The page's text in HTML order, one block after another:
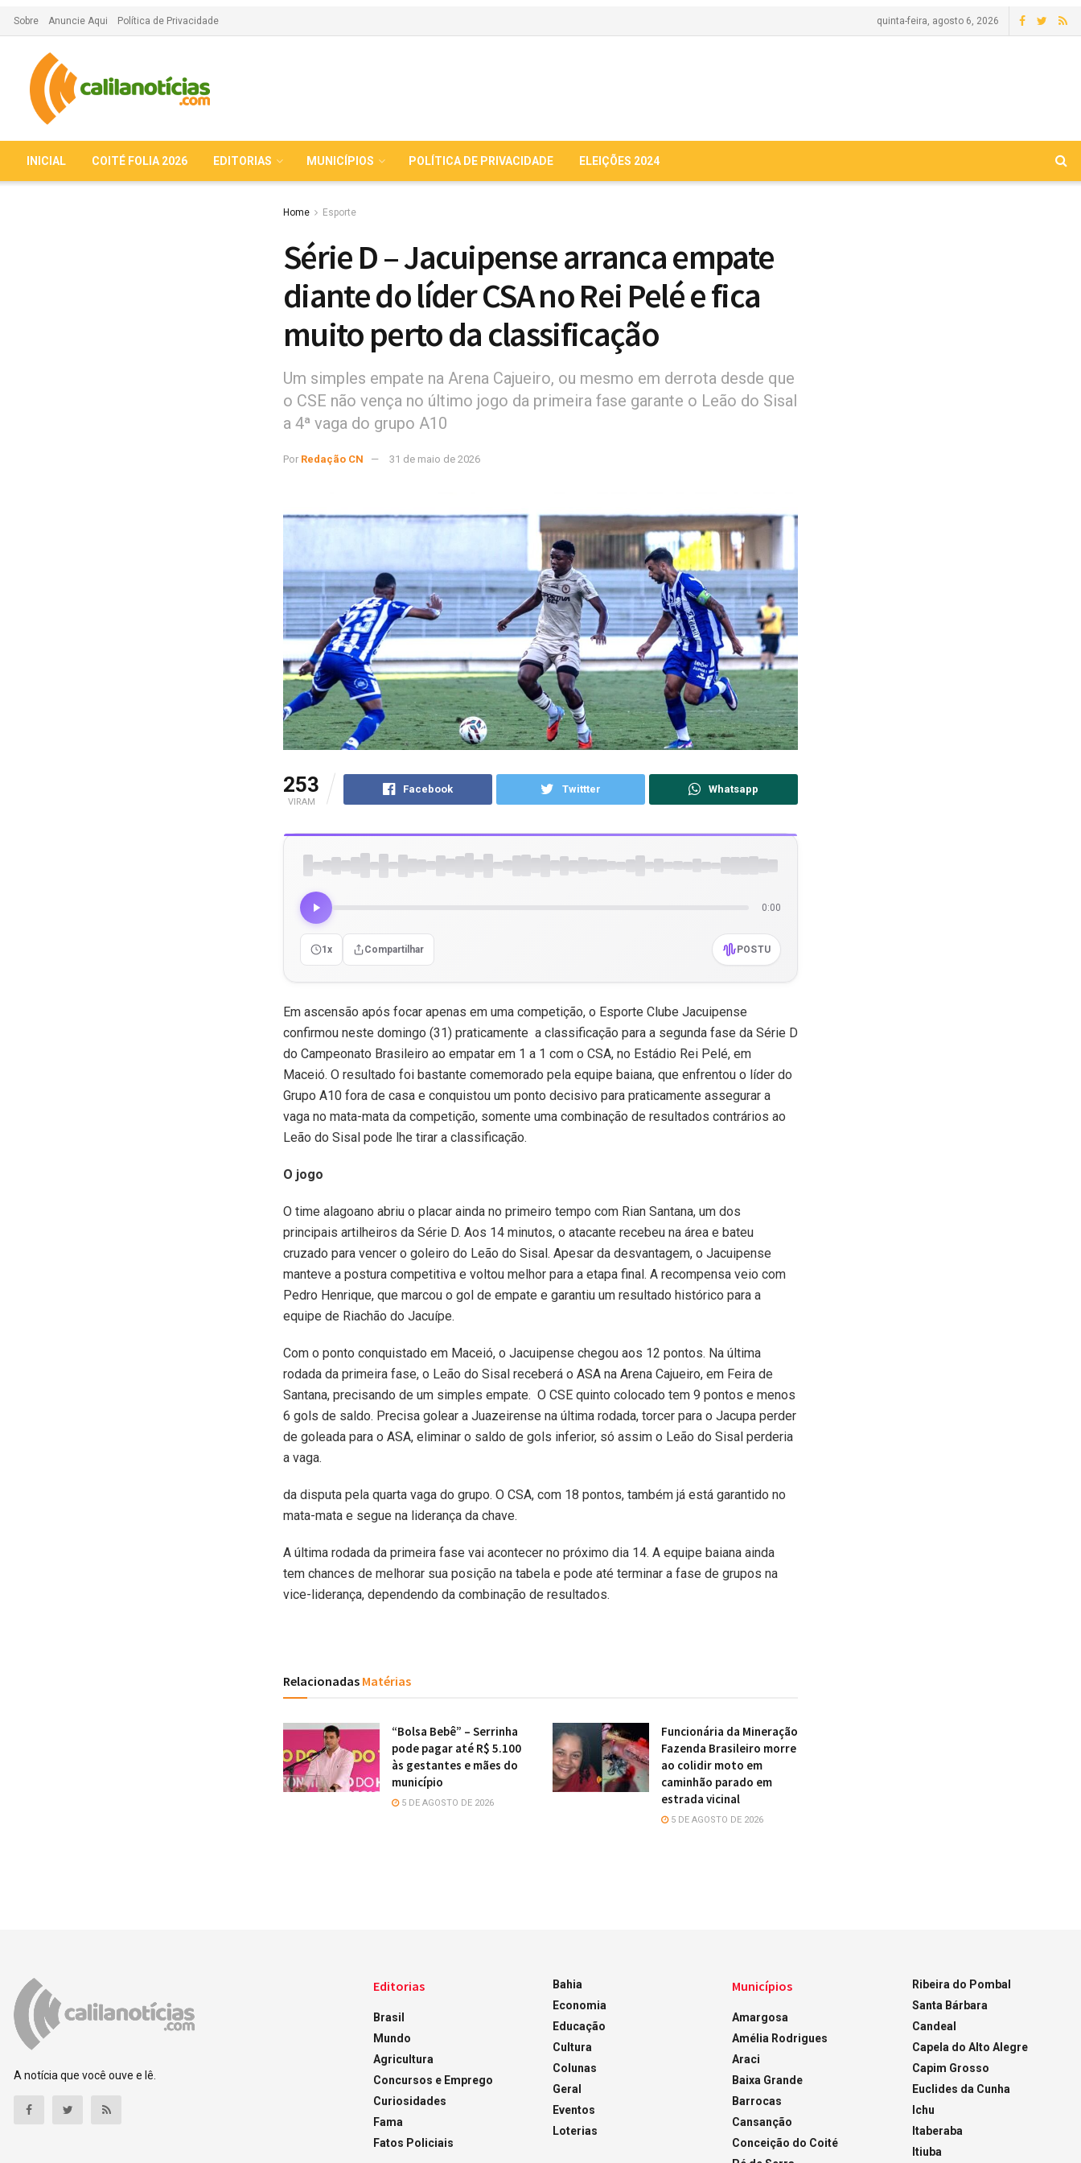
Sobre Anuncie Aqui Política de Privacidade quinta-feira, agosto 6, 2026
INICIAL COITÉ FOLIA 2026 EDITORIAS MUNICÍPIOS POLÍTICA DE PRIVACIDADE ELEIÇÕES 2024
Home Esporte
Série D – Jacuipense arranca empate
diante do líder CSA no Rei Pelé e fica
muito perto da classificação
Um simples empate na Arena Cajueiro, ou mesmo em derrota desde que
o CSE não vença no último jogo da primeira fase garante o Leão do Sisal
a 4ª vaga do grupo A10
Por Redação CN 31 de maio de 2026
253
VIRAM
Facebook Twittter Whatsapp
0:00
1x Compartilhar POSTU
Em ascensão após focar apenas em uma competição, o Esporte Clube Jacuipense
confirmou neste domingo (31) praticamente a classificação para a segunda fase da Série D
do Campeonato Brasileiro ao empatar em 1 a 1 com o CSA, no Estádio Rei Pelé, em
Maceió. O resultado foi bastante comemorado pela equipe baiana, que enfrentou o líder do
Grupo A10 fora de casa e conquistou um ponto decisivo para praticamente assegurar a
vaga no mata-mata da competição, somente uma combinação de resultados contrários ao
Leão do Sisal pode lhe tirar a classificação.
O jogo
O time alagoano abriu o placar ainda no primeiro tempo com Rian Santana, um dos
principais artilheiros da Série D. Aos 14 minutos, o atacante recebeu na área e bateu
cruzado para vencer o goleiro do Leão do Sisal. Apesar da desvantagem, o Jacuipense
manteve a postura competitiva e voltou melhor para a etapa final. A recompensa veio com
Pedro Henrique, que marcou o gol de empate e garantiu um resultado histórico para a
equipe de Riachão do Jacuípe.
Com o ponto conquistado em Maceió, o Jacuipense chegou aos 12 pontos. Na última
rodada da primeira fase, o Leão do Sisal receberá o ASA na Arena Cajueiro, em Feira de
Santana, precisando de um simples empate. O CSE quinto colocado tem 9 pontos e menos
6 gols de saldo. Precisa golear a Juazeirense na última rodada, torcer para o Jacupa perder
de goleada para o ASA, eliminar o saldo de gols inferior, só assim o Leão do Sisal perderia
a vaga.
da disputa pela quarta vaga do grupo. O CSA, com 18 pontos, também já está garantido no
mata-mata e segue na liderança da chave.
A última rodada da primeira fase vai acontecer no próximo dia 14. A equipe baiana ainda
tem chances de melhorar sua posição na tabela e pode até terminar a fase de grupos na
vice-liderança, dependendo da combinação de resultados.
Relacionadas Matérias
“Bolsa Bebê” – Serrinha
pode pagar até R$ 5.100
às gestantes e mães do
município
5 DE AGOSTO DE 2026
Funcionária da Mineração
Fazenda Brasileiro morre
ao colidir moto em
caminhão parado em
estrada vicinal
5 DE AGOSTO DE 2026
A notícia que você ouve e lê.
Editorias
Brasil
Mundo
Agricultura
Concursos e Emprego
Curiosidades
Fama
Fatos Policiais
Bahia
Economia
Educação
Cultura
Colunas
Geral
Eventos
Loterias
Municípios
Amargosa
Amélia Rodrigues
Araci
Baixa Grande
Barrocas
Cansanção
Conceição do Coité
Ribeira do Pombal
Santa Bárbara
Candeal
Capela do Alto Alegre
Capim Grosso
Euclides da Cunha
Ichu
Itaberaba
Itiuba